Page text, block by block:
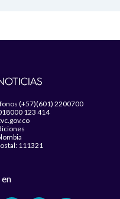
(+57)(601) 2200700
123 414
111321